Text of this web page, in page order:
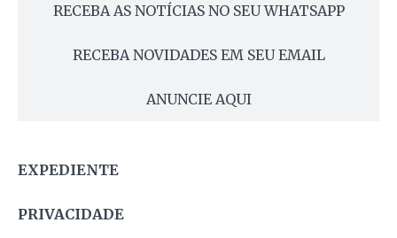
RECEBA AS NOTÍCIAS NO SEU WHATSAPP
RECEBA NOVIDADES EM SEU EMAIL
ANUNCIE AQUI
EXPEDIENTE
PRIVACIDADE